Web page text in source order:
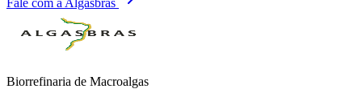
Fale com a Algasbras
Biorrefinaria de Macroalgas